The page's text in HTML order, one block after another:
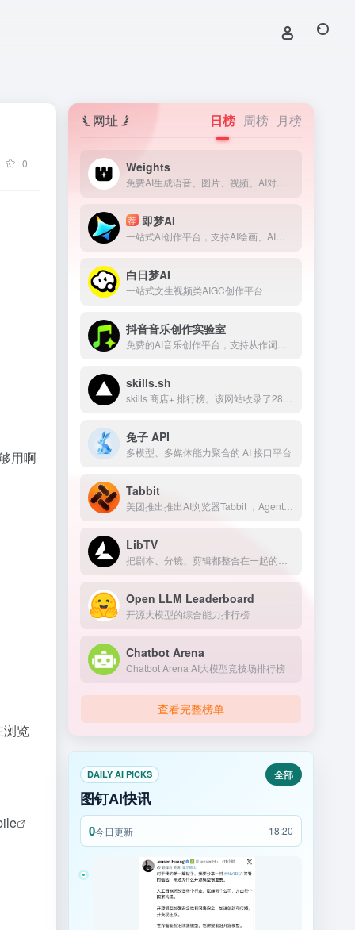
0
用啊
浏览
网址 日榜 周榜 月榜
Weights
荐 即梦AI
白日梦AI
一站式文生视频类AIGC创作平台
抖音音乐创作实验室
skills.sh
兔子 API
多模型、多媒体能力聚合的 AI 接口平台
Tabbit
LibTV
Open LLM Leaderboard
开源大模型的综合能力排行榜
Chatbot Arena
Chatbot Arena AI大模型竞技场排行榜
查看完整榜单
DAILY AI PICKS
图钉AI快讯
全部
0今日更新 18:20